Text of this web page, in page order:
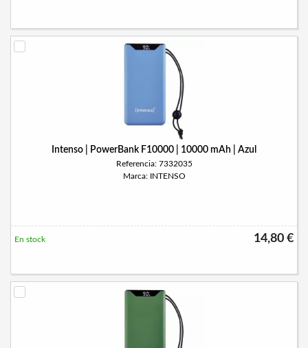
Intenso | PowerBank F10000 | 10000 mAh | Azul
Referencia: 7332035
Marca: INTENSO
14,80 €
En stock